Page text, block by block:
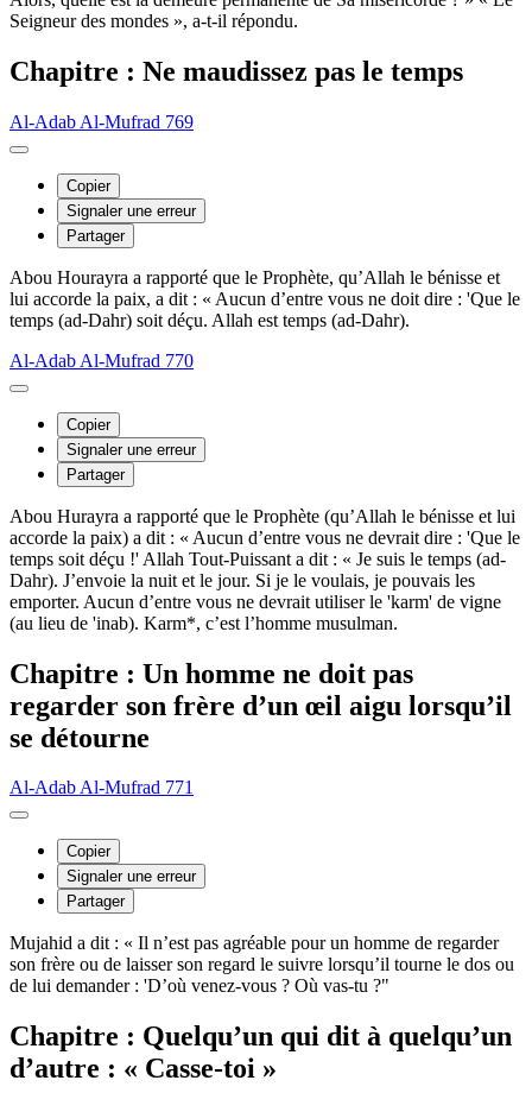
Seigneur des mondes », a-t-il répondu.
Chapitre : Ne maudissez pas le temps
Al-Adab Al-Mufrad 769
Copier
Signaler une erreur
Partager
Abou Hourayra a rapporté que le Prophète, qu’Allah le bénisse et
lui accorde la paix, a dit : « Aucun d’entre vous ne doit dire : 'Que le
temps (ad-Dahr) soit déçu. Allah est temps (ad-Dahr).
Al-Adab Al-Mufrad 770
Copier
Signaler une erreur
Partager
Abou Hurayra a rapporté que le Prophète (qu’Allah le bénisse et lui
accorde la paix) a dit : « Aucun d’entre vous ne devrait dire : 'Que le
temps soit déçu !' Allah Tout-Puissant a dit : « Je suis le temps (ad-
Dahr). J’envoie la nuit et le jour. Si je le voulais, je pouvais les
emporter. Aucun d’entre vous ne devrait utiliser le 'karm' de vigne
(au lieu de 'inab). Karm*, c’est l’homme musulman.
Chapitre : Un homme ne doit pas
regarder son frère d’un œil aigu lorsqu’il
se détourne
Al-Adab Al-Mufrad 771
Copier
Signaler une erreur
Partager
Mujahid a dit : « Il n’est pas agréable pour un homme de regarder
son frère ou de laisser son regard le suivre lorsqu’il tourne le dos ou
de lui demander : 'D’où venez-vous ? Où vas-tu ?"
Chapitre : Quelqu’un qui dit à quelqu’un
d’autre : « Casse-toi »